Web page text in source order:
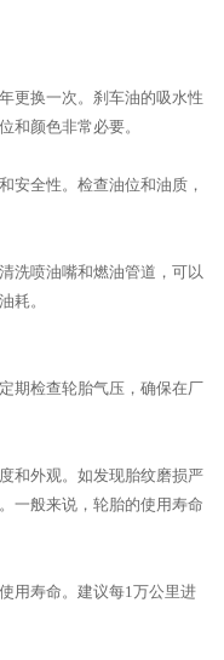
更换一次。刹车油的吸水性
和颜色非常必要。
安全性。检查油位和油质，
洗喷油嘴和燃油管道，可以
耗。
期检查轮胎气压，确保在厂
和外观。如发现胎纹磨损严
一般来说，轮胎的使用寿命
用寿命。建议每1万公里进